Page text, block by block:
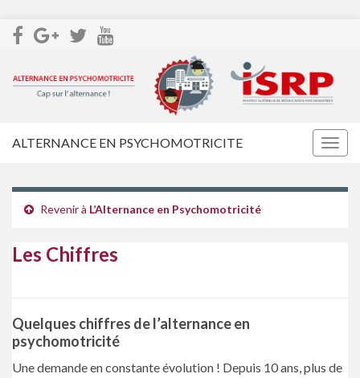
ALTERNANCE EN PSYCHOMOTRICITE
Revenir à L’Alternance en Psychomotricité
Les Chiffres
Quelques chiffres de l’alternance en
psychomotricité
Une demande en constante évolution ! Depuis 10 ans, plus de